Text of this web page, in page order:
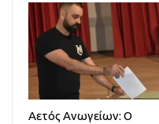
Αετός Ανωγείων: Ο